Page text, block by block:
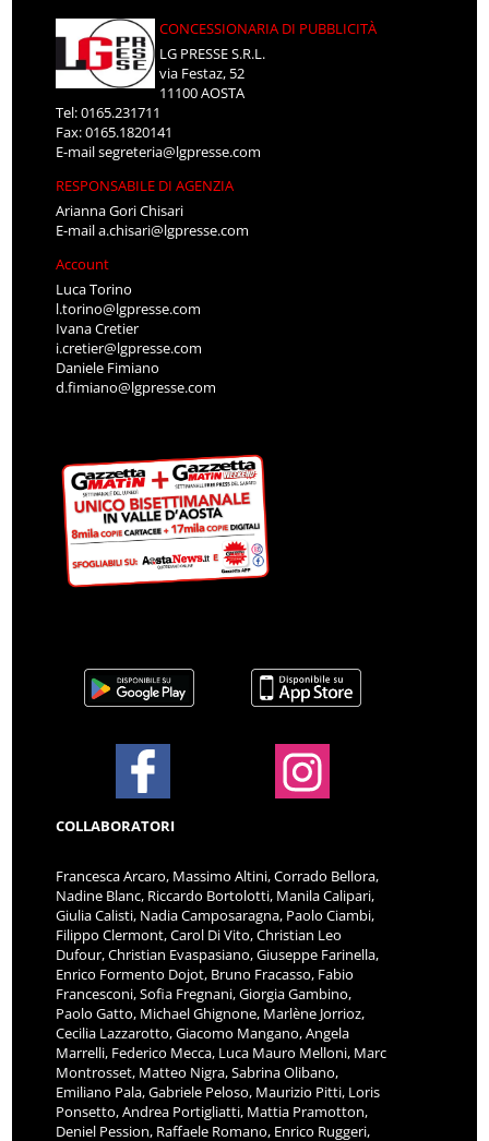
CONCESSIONARIA DI PUBBLICITÀ
LG PRESSE S.R.L.
via Festaz, 52
11100 AOSTA
Tel: 0165.231711
Fax: 0165.1820141
E-mailsegreteria@lgpresse.com
RESPONSABILE DI AGENZIA
Arianna Gori Chisari
E-maila.chisari@lgpresse.com
Account
Luca Torino
l.torino@lgpresse.com
Ivana Cretier
i.cretier@lgpresse.com
Daniele Fimiano
d.fimiano@lgpresse.com
COLLABORATORI
Francesca Arcaro, Massimo Altini, Corrado Bellora,
Nadine Blanc, Riccardo Bortolotti, Manila Calipari,
Giulia Calisti, Nadia Camposaragna, Paolo Ciambi,
Filippo Clermont, Carol Di Vito, Christian Leo
Dufour, Christian Evaspasiano, Giuseppe Farinella,
Enrico Formento Dojot, Bruno Fracasso, Fabio
Francesconi, Sofia Fregnani, Giorgia Gambino,
Paolo Gatto, Michael Ghignone, Marlène Jorrioz,
Cecilia Lazzarotto, Giacomo Mangano, Angela
Marrelli, Federico Mecca, Luca Mauro Melloni, Marc
Montrosset, Matteo Nigra, Sabrina Olibano,
Emiliano Pala, Gabriele Peloso, Maurizio Pitti, Loris
Ponsetto, Andrea Portigliatti, Mattia Pramotton,
Deniel Pession, Raffaele Romano, Enrico Ruggeri,